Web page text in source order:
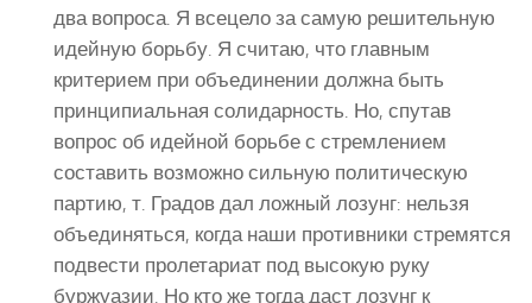
два вопроса. Я всецело за самую решительную
идейную борьбу. Я считаю, что главным
критерием при объединении должна быть
принципиальная солидарность. Но, спутав
вопрос об идейной борьбе с стремлением
составить возможно сильную политическую
партию, т. Градов дал ложный лозунг: нельзя
объединяться, когда наши противники стремятся
подвести пролетариат под высокую руку
буржуазии. Но кто же тогда даст лозунг к